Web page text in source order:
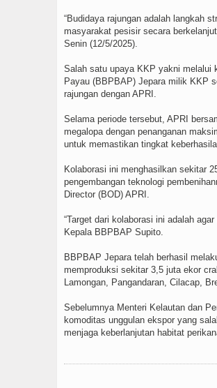
“Budidaya rajungan adalah langkah
masyarakat pesisir secara
Senin (12/5/2025).
Salah satu upaya KKP yakni melalui
Payau (BBPBAP) Jepara milik KKP
rajungan dengan APRI.
Selama periode tersebut, APRI
megalopa dengan penanganan
untuk memastikan tingkat
Kolaborasi ini menghasilkan sekitar
pengembangan teknologi
Director (BOD) APRI.
“Target dari kolaborasi ini adalah
Kepala BBPBAP Supito.
BBPBAP Jepara telah berhasil
memproduksi sekitar 3,5 juta ekor
Lamongan, Pangandaran, Cilacap,
Sebelumnya Menteri Kelautan dan
komoditas unggulan ekspor yang
menjaga keberlanjutan habitat